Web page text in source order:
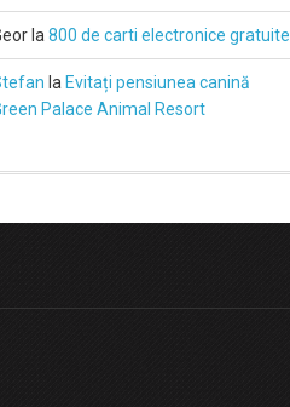
la 800 de carti electronice gratuite
la Evitați pensiunea canină
Palace Animal Resort